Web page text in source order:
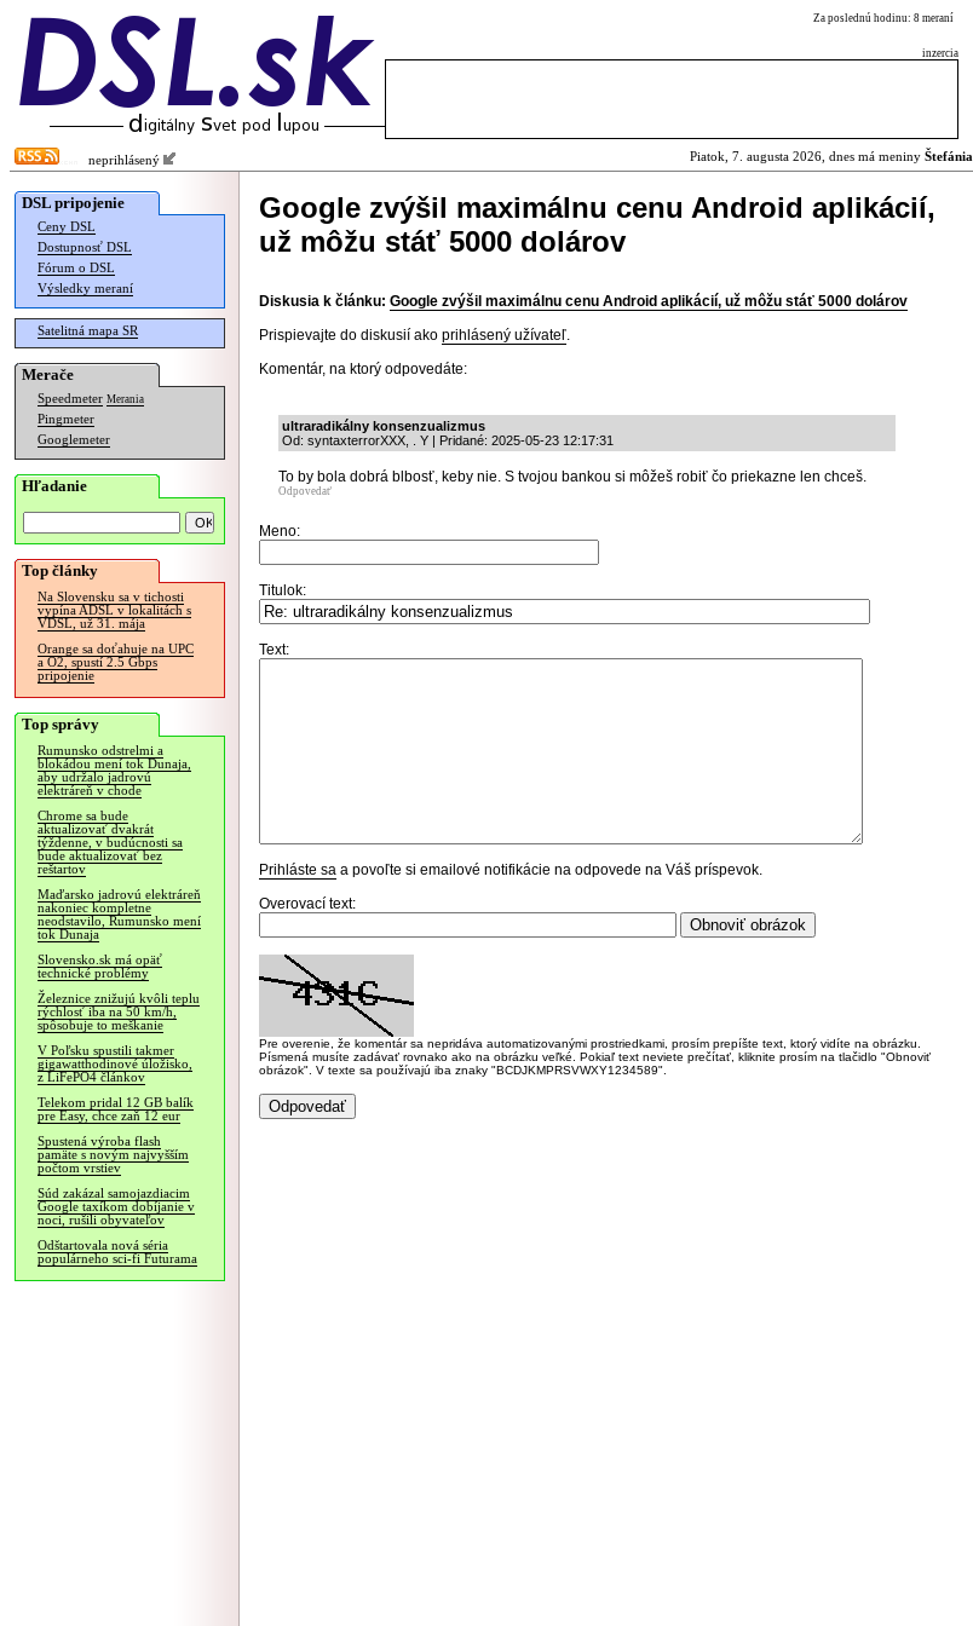
Za poslednú hodinu: 8 meraní
inzercia
neprihlásený Piatok, 7. augusta 2026, dnes má meniny Štefánia
DSL pripojenie
Ceny DSL
Dostupnosť DSL
Fórum o DSL
Výsledky meraní
Satelitná mapa SR
Merače
Speedmeter Merania
Pingmeter
Googlemeter
Hľadanie
Top články
Na Slovensku sa v tichosti
vypína ADSL v lokalitách s
VDSL, už 31. mája
Orange sa doťahuje na UPC
a O2, spustí 2.5 Gbps
pripojenie
Top správy
Rumunsko odstrelmi a
blokádou mení tok Dunaja,
aby udržalo jadrovú
elektráreň v chode
Chrome sa bude
aktualizovať dvakrát
týždenne, v budúcnosti sa
bude aktualizovať bez
reštartov
Maďarsko jadrovú elektráreň
nakoniec kompletne
neodstavilo, Rumunsko mení
tok Dunaja
Slovensko.sk má opäť
technické problémy
Železnice znižujú kvôli teplu
rýchlosť iba na 50 km/h,
spôsobuje to meškanie
V Poľsku spustili takmer
gigawatthodinové úložisko,
z LiFePO4 článkov
Telekom pridal 12 GB balík
pre Easy, chce zaň 12 eur
Spustená výroba flash
pamäte s novým najvyšším
počtom vrstiev
Súd zakázal samojazdiacim
Google taxíkom dobíjanie v
noci, rušili obyvateľov
Odštartovala nová séria
populárneho sci-fi Futurama
Google zvýšil maximálnu cenu Android aplikácií,
už môžu stáť 5000 dolárov
Diskusia k článku: Google zvýšil maximálnu cenu Android aplikácií, už môžu stáť 5000 dolárov
Prispievajte do diskusií ako prihlásený užívateľ.
Komentár, na ktorý odpovedáte:
ultraradikálny konsenzualizmus
Od: syntaxterrorXXX, . Y | Pridané: 2025-05-23 12:17:31
To by bola dobrá blbosť, keby nie. S tvojou bankou si môžeš robiť čo priekazne len chceš.
Odpovedať
Meno:
Titulok:
Text:
Prihláste sa a povoľte si emailové notifikácie na odpovede na Váš príspevok.
Overovací text:
Pre overenie, že komentár sa nepridáva automatizovanými prostriedkami, prosím prepíšte text, ktorý vidíte na obrázku.
Písmená musíte zadávať rovnako ako na obrázku veľké. Pokiaľ text neviete prečítať, kliknite prosím na tlačidlo "Obnoviť
obrázok". V texte sa používajú iba znaky "BCDJKMPRSVWXY1234589".